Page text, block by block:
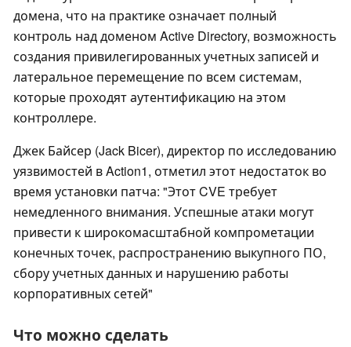
домена, что на практике означает полный
контроль над доменом Active Directory, возможность
создания привилегированных учетных записей и
латеральное перемещение по всем системам,
которые проходят аутентификацию на этом
контроллере.
Джек Байсер (Jack Bicer), директор по исследованию
уязвимостей в Action1, отметил этот недостаток во
время установки патча: "Этот CVE требует
немедленного внимания. Успешные атаки могут
привести к широкомасштабной компрометации
конечных точек, распространению выкупного ПО,
сбору учетных данных и нарушению работы
корпоративных сетей"
Что можно сделать